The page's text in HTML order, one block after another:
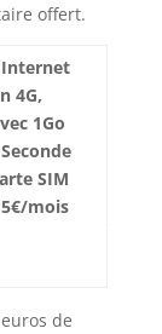
offert.
4G,
1Go
SIM
mois
de